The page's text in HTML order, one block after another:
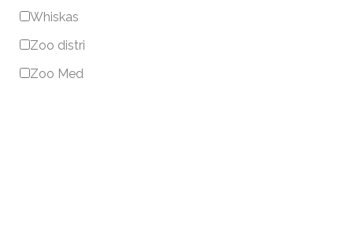
Whiskas
Zoo distri
Zoo Med